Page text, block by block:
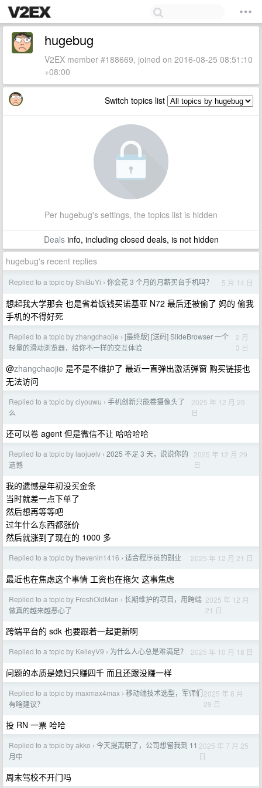
hugebug
V2EX member #188669, joined on 2016-08-25 08:51:10
+08:00
Switch topics list
Per hugebug's settings, the topics list is hidden
Dealsinfo, including closed deals, is not hidden
hugebug's recent replies
Replied to a topic by ShiBuYi › 你会花 3 个月的月薪买台手机吗？ 5 月 14 日
想起我大学那会 也是省着饭钱买诺基亚 N72 最后还被偷了 妈的 偷我
手机的不得好死
Replied to a topic by zhangchaojie › [最终版] [送码] SlideBrowser 一个
轻量的滑动浏览器，给你不一样的交互体验
2 月
3 日
@zhangchaojie 是不是不维护了 最近一直弹出激活弹窗 购买链接也
无法访问
Replied to a topic by ciyouwu › 手机创新只能卷摄像头了
么
2025 年 12 月 29
日
还可以卷 agent 但是微信不让 哈哈哈哈
Replied to a topic by laojuelv › 2025 不足 3 天，说说你的
遗憾
2025 年 12 月 29
日
我的遗憾是年初没买金条
当时就差一点下单了
然后想再等等吧
过年什么东西都涨价
然后就涨到了现在的 1000 多
Replied to a topic by thevenin1416 › 适合程序员的副业 2025 年 12 月 21 日
最近也在焦虑这个事情 工资也在拖欠 这事焦虑
Replied to a topic by FreshOldMan › 长期维护的项目，用跨端
做真的越来越恶心了
2025 年 12 月
21 日
跨端平台的 sdk 也要跟着一起更新啊
Replied to a topic by KelleyV9 › 为什么人心总是难满足？ 2025 年 10 月 18 日
问题的本质是媳妇只赚四千 而且还跟没赚一样
Replied to a topic by maxmax4max › 移动端技术选型，军师们
有啥建议？
2025 年 8 月
29 日
投 RN 一票 哈哈
Replied to a topic by akko › 今天提离职了，公司想留我到 11
月中
2025 年 7 月 25
日
周末驾校不开门吗